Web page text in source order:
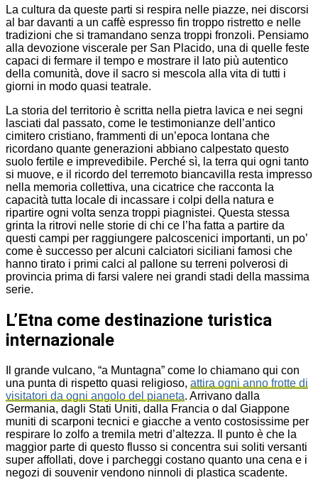
La cultura da queste parti si respira nelle piazze, nei discorsi
al bar davanti a un caffè espresso fin troppo ristretto e nelle
tradizioni che si tramandano senza troppi fronzoli. Pensiamo
alla devozione viscerale per San Placido, una di quelle feste
capaci di fermare il tempo e mostrare il lato più autentico
della comunità, dove il sacro si mescola alla vita di tutti i
giorni in modo quasi teatrale.
La storia del territorio è scritta nella pietra lavica e nei segni
lasciati dal passato, come le testimonianze dell’antico
cimitero cristiano, frammenti di un’epoca lontana che
ricordano quante generazioni abbiano calpestato questo
suolo fertile e imprevedibile. Perché sì, la terra qui ogni tanto
si muove, e il ricordo del terremoto biancavilla resta impresso
nella memoria collettiva, una cicatrice che racconta la
capacità tutta locale di incassare i colpi della natura e
ripartire ogni volta senza troppi piagnistei. Questa stessa
grinta la ritrovi nelle storie di chi ce l’ha fatta a partire da
questi campi per raggiungere palcoscenici importanti, un po’
come è successo per alcuni calciatori siciliani famosi che
hanno tirato i primi calci al pallone su terreni polverosi di
provincia prima di farsi valere nei grandi stadi della massima
serie.
L’Etna come destinazione turistica
internazionale
Il grande vulcano, “a Muntagna” come lo chiamano qui con
una punta di rispetto quasi religioso, attira ogni anno frotte di
visitatori da ogni angolo del pianeta. Arrivano dalla
Germania, dagli Stati Uniti, dalla Francia o dal Giappone
muniti di scarponi tecnici e giacche a vento costosissime per
respirare lo zolfo a tremila metri d’altezza. Il punto è che la
maggior parte di questo flusso si concentra sui soliti versanti
super affollati, dove i parcheggi costano quanto una cena e i
negozi di souvenir vendono ninnoli di plastica scadente.